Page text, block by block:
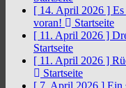
[ 14. April 2026 ]
voran!
Startseite
[ 11. April 2026 ]
Startseite
[ 11. April 2026 ]
Startseite
[ 7. April 2026 ] Ein